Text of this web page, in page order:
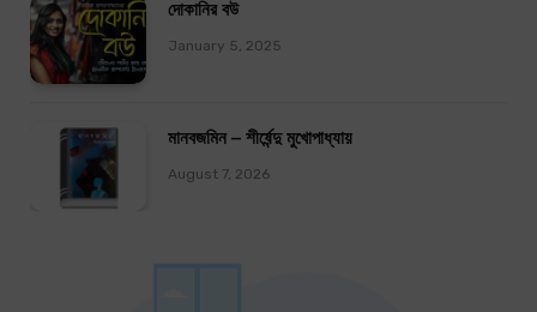
দোকানির বউ
January 5, 2025
মানবজমিন – শীর্ষেন্দু মুখোপাধ্যায়
August 7, 2026